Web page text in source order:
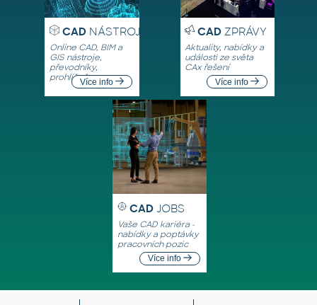
CADNÁSTROJE
Online CAD, BIM a
GIS nástroje,
převodníky,
prohlížečeVíce info
CADZPRÁVY
Aktuality, nabídky a
události ze světa
CAx řešení
Více info
CAD JOBS
Vaše CAD kariéra -
nabídky a poptávky
pracovních pozic
Více info